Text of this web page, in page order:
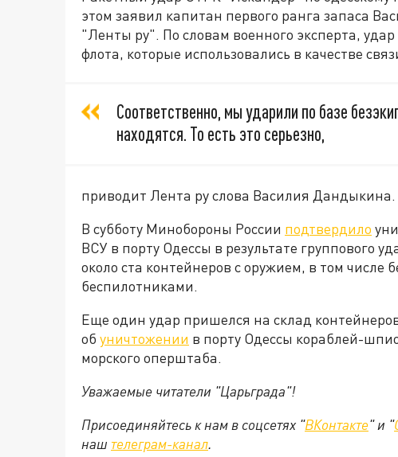
этом заявил капитан первого ранга запаса
"Ленты ру". По словам военного эксперта,
флота, которые использовались в качестве
Соответственно, мы ударили по базе
находятся. То есть это серьезно,
приводит Лента ру слова Василия Дандыкина.
В субботу Минобороны России подтвердило
ВСУ в порту Одессы в результате группового
около ста контейнеров с оружием, в том
беспилотниками.
Еще один удар пришелся на склад
об уничтожении в порту Одессы кораблей-
морского оперштаба.
Уважаемые читатели "Царьграда"!
Присоединяйтесь к нам в соцсетях "ВКонтакте" и "
наш телеграм-канал.